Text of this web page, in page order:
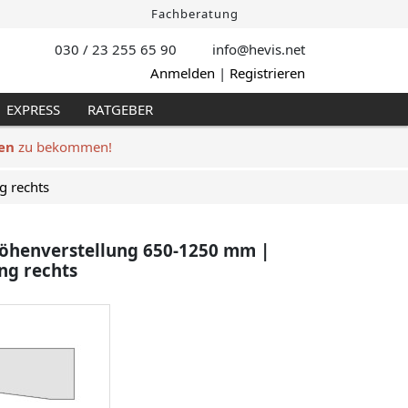
Fachberatung
030 / 23 255 65 90 info@hevis.net
Anmelden | Registrieren
EXPRESS RATGEBER
zu bekommen!
rechts
650-1250 mm |
rechts